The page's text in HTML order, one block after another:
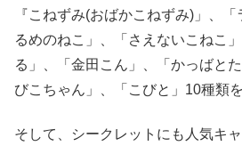
『こねずみ(おばかこねずみ)」、
るめのねこ」、「さえないこねこ
る」、「金田こん」、「かっばと
びこちゃん」、「こびと」10種類
そして、シークレットにも人気キ